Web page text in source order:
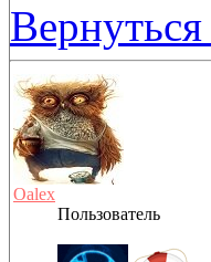
Oalex
Пользователь